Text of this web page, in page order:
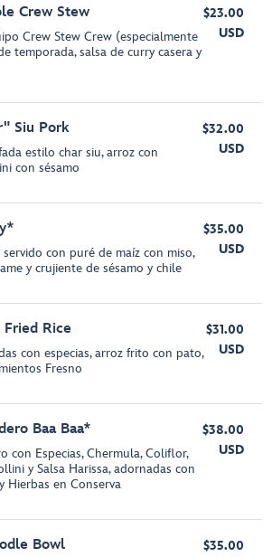
Crew Stew
Crew Stew Crew (especialmente
temporada, salsa de curry casera y
$23.00
USD
Siu Pork
estilo char siu, arroz con
con sésamo
$32.00
USD
con puré de maíz con miso,
y crujiente de sésamo y chile
$35.00
USD
Rice
con especias, arroz frito con pato,
Fresno
$31.00
USD
Baa Baa*
con Especias, Chermula, Coliflor,
y Salsa Harissa, adornadas con
Hierbas en Conserva
$38.00
USD
Bowl
$35.00